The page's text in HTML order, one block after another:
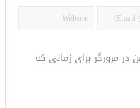
در مرورگر برای زمانی که